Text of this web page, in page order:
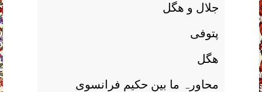
جلال و ھگل
پتوفی
ھگل
محاورہ ما بین حکیم فرانسوی